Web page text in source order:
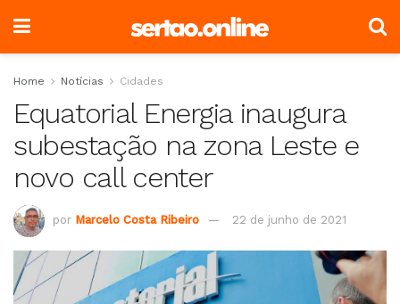
Home Notícias Cidades
Equatorial Energia inaugura
subestação na zona Leste e
novo call center
por Marcelo Costa Ribeiro 22 de junho de 2021